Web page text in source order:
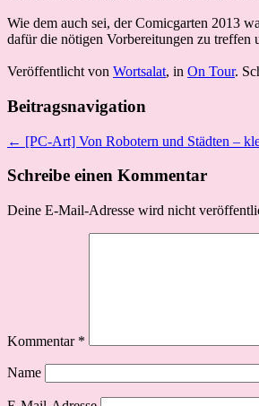
Wie dem auch sei, der Comicgarten 2013
dafür die nötigen Vorbereitungen zu treffen
Veröffentlicht von Wortsalat, in On Tour.
Beitragsnavigation
← [PC-Art] Von Robotern und Städten –
Schreibe einen Kommentar
Deine E-Mail-Adresse wird nicht
Kommentar *
Name